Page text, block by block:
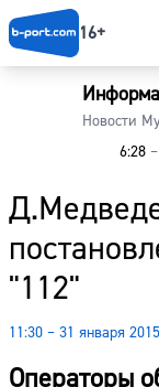
16+
Новости
6:28 –
"112"
11:30 – 31 января 2015
Операторы
Главная
Наши
Погода
Курсы